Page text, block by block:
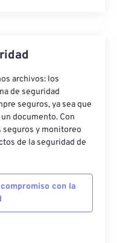
archivos: los
de seguridad
seguros, ya sea que
documento. Con
seguros y monitoreo
de la seguridad de
con la